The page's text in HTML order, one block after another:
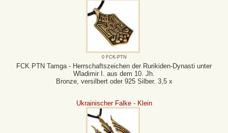
0 FCK-PTN
FCK PTN Tamga - Herrschaftszeichen der Rurikiden-Dynasti unter
Wladimir I. aus dem 10. Jh.
Bronze, versilbert oder 925 Silber. 3,5 x
Ukrainischer Falke - Klein